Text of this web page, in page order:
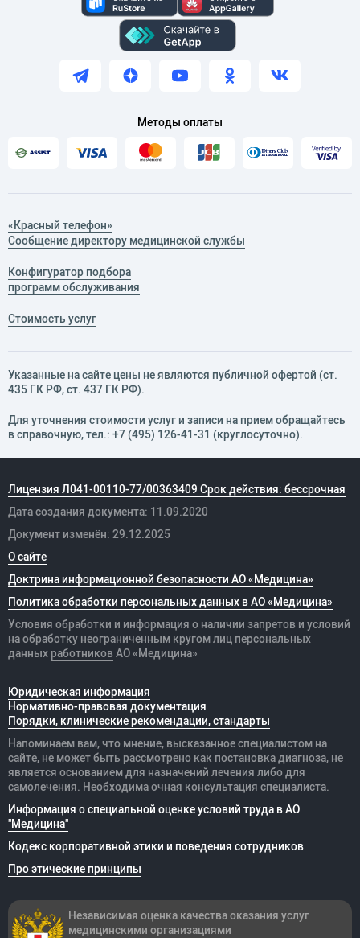
Методы оплаты
«Красный телефон»
Сообщение директору медицинской службы
Конфигуратор подбора
программ обслуживания
Стоимость услуг
Указанные на сайте цены не являются публичной офертой (ст.
435 ГК РФ, cт. 437 ГК РФ).
Для уточнения стоимости услуг и записи на прием обращайтесь
в справочную, тел.: +7 (495) 126-41-31 (круглосуточно).
Лицензия Л041-00110-77/00363409 Срок действия: бессрочная
Дата создания документа: 11.09.2020
Документ изменён: 29.12.2025
О сайте
Доктрина информационной безопасности АО «Медицина»
Политика обработки персональных данных в АО «Медицина»
Условия обработки и информация о наличии запретов и условий
на обработку неограниченным кругом лиц персональных
данных работников АО «Медицина»
Юридическая информация
Нормативно-правовая документация
Порядки, клинические рекомендации, стандарты
Напоминаем вам, что мнение, высказанное специалистом на
сайте, не может быть рассмотрено как постановка диагноза, не
является основанием для назначений лечения либо для
самолечения. Необходима очная консультация специалиста.
Информация о специальной оценке условий труда в АО
"Медицина"
Кодекс корпоративной этики и поведения сотрудников
Про этические принципы
Независимая оценка качества оказания услуг
медицинскими организациями